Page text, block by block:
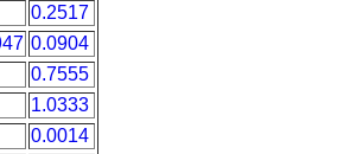
0.2517
0.0904
0.7555
1.0333
0.0014